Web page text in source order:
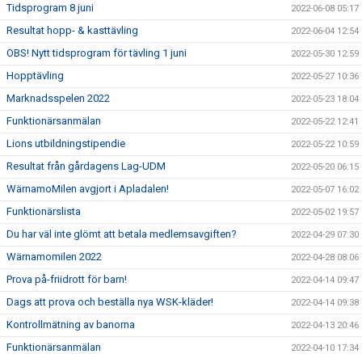
Tidsprogram 8 juni 2022-06-08 05:17
Resultat hopp- & kasttävling 2022-06-04 12:54
OBS! Nytt tidsprogram för tävling 1 juni 2022-05-30 12:59
Hopptävling 2022-05-27 10:36
Marknadsspelen 2022 2022-05-23 18:04
Funktionärsanmälan 2022-05-22 12:41
Lions utbildningstipendie 2022-05-22 10:59
Resultat från gårdagens Lag-UDM 2022-05-20 06:15
WärnamoMilen avgjort i Apladalen! 2022-05-07 16:02
Funktionärslista 2022-05-02 19:57
Du har väl inte glömt att betala medlemsavgiften? 2022-04-29 07:30
Wärnamomilen 2022 2022-04-28 08:06
Prova på-friidrott för barn! 2022-04-14 09:47
Dags att prova och beställa nya WSK-kläder! 2022-04-14 09:38
Kontrollmätning av banorna 2022-04-13 20:46
Funktionärsanmälan 2022-04-10 17:34